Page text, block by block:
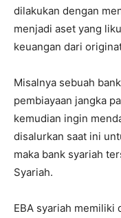
dilakukan dengan
menjadi aset yang
keuangan dari
Misalnya sebuah
pembiayaan jangka
kemudian ingin
disalurkan saat ini
maka bank syariah
Syariah.
EBA syariah memiliki